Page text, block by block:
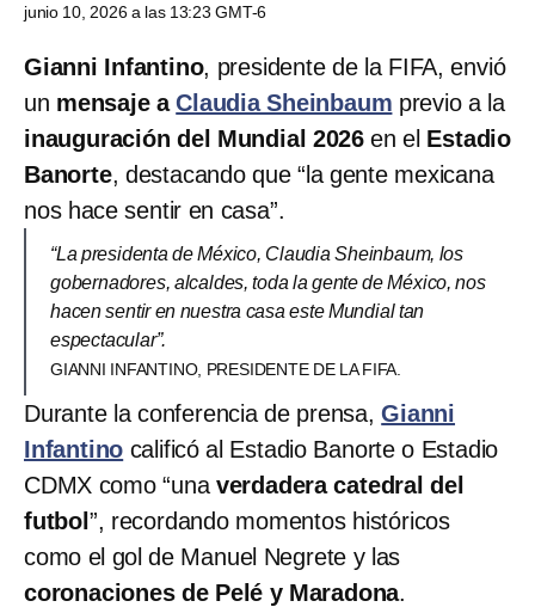
junio 10, 2026 a las 13:23 GMT-6
Gianni Infantino, presidente de la FIFA, envió
un mensaje a Claudia Sheinbaum previo a la
inauguración del Mundial 2026 en el Estadio
Banorte, destacando que “la gente mexicana
nos hace sentir en casa”.
“La presidenta de México, Claudia Sheinbaum, los
gobernadores, alcaldes, toda la gente de México, nos
hacen sentir en nuestra casa este Mundial tan
espectacular”.
GIANNI INFANTINO, PRESIDENTE DE LA FIFA.
Durante la conferencia de prensa,Gianni
Infantino calificó al Estadio Banorte o Estadio
CDMX como “una verdadera catedral del
futbol ”, recordando momentos históricos
como el gol de Manuel Negrete y las
coronaciones de Pelé y Maradona.